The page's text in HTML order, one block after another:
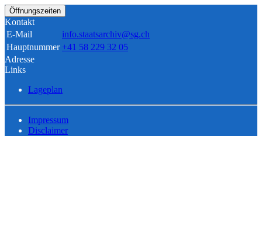
Öffnungszeiten
Kontakt
E-Mail
info.staatsarchiv@sg.ch
Hauptnummer +41 58 229 32 05
Adresse
Links
Lageplan
Impressum
Disclaimer